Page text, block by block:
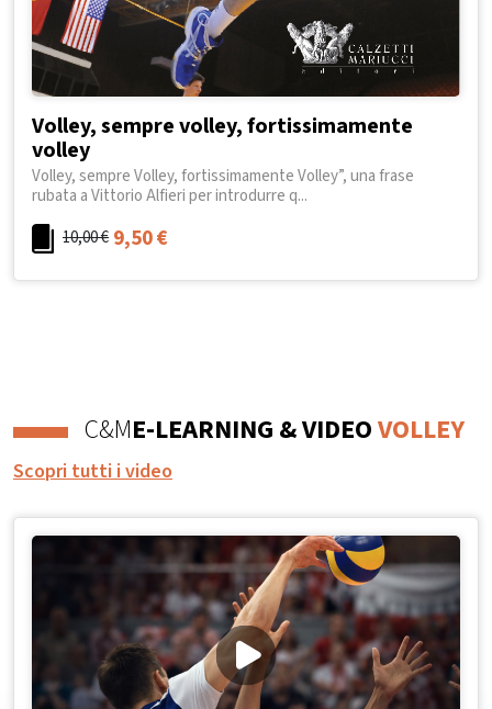
Volley, sempre volley, fortissimamente
volley
Volley, sempre Volley, fortissimamente Volley”, una frase
rubata a Vittorio Alfieri per introdurre q...
10,00€ 9,50€
C&ME-LEARNING & VIDEOVOLLEY
Scopri tutti i video